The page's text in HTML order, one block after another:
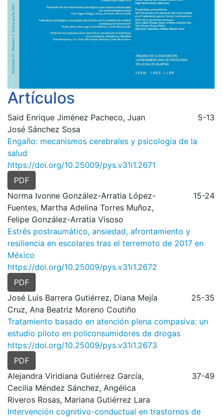
Artículos
Said Enrique Jiménez Pacheco, Juan
José Sánchez Sosa
5-13
Engaño: mecanismos cerebrales y psicología de la
salud
https://doi.org/10.25009/pys.v31i1.2671
PDF
Norma Ivonne González-Arratia López-
Fuentes, Martha Adelina Torres Muñoz,
Felipe González-Arratia Visoso
15-24
Estrés postraumático, ansiedad, afrontamiento y
resiliencia en escolares tras el terremoto de 2017 en
México
https://doi.org/10.25009/pys.v31i1.2672
PDF
José Luis Barrera Gutiérrez, Diana Mejía
Cruz, Ana Beatriz Moreno Coutiño
25-35
Tratamiento basado en atención plena compasiva: un
estudio piloto en policonsumidores de drogas
https://doi.org/10.25009/pys.v31i1.2673
PDF
Alejandra Viridiana Gutiérrez García,
Cecilia Méndez Sánchez, Angélica
Riveros Rosas, Mariana Gutiérrez Lara
37-49
Intervención cognitivo-conductual en trastornos de